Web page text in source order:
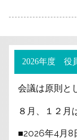
2026年度 役
会議は原則と
８月、１２月
■2026年4月8